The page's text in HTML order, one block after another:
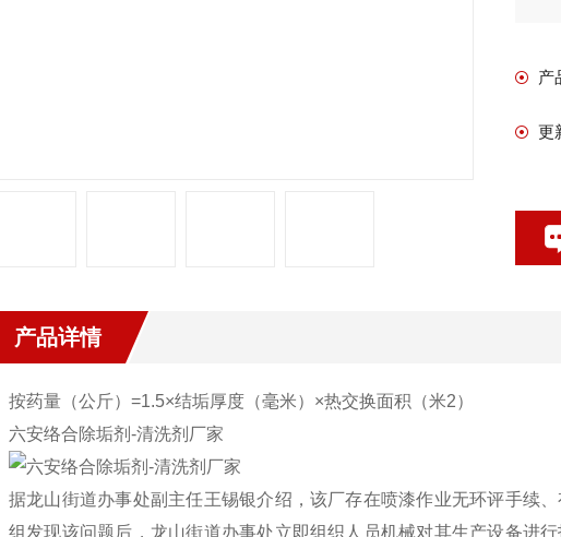
办
产
更
产品详情
按药量（公斤）=1.5×结垢厚度（毫米）×热交换面积（米2）
六安络合除垢剂-清洗剂厂家
据龙山街道办事处副主任王锡银介绍，该厂存在喷漆作业无环评手续
组发现该问题后，龙山街道办事处立即组织人员机械对其生产设备进